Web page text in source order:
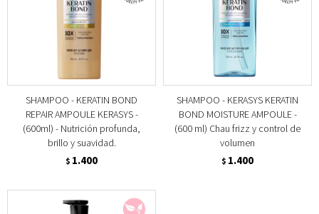
SHAMPOO - KERATIN BOND
REPAIR AMPOULE KERASYS -
(600ml) - Nutrición profunda,
brillo y suavidad.
$ 1.400
SHAMPOO - KERASYS KERATIN
BOND MOISTURE AMPOULE -
(600 ml) Chau frizz y control de
volumen
$ 1.400